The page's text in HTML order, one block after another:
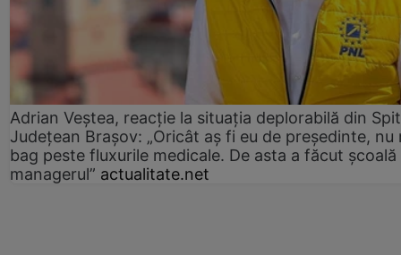
Adrian Veștea, reacție la situația deplorabilă din
Județean Brașov: „Oricât aș fi eu de președinte, nu
bag peste fluxurile medicale. De asta a făcut școală
managerul” actualitate.net